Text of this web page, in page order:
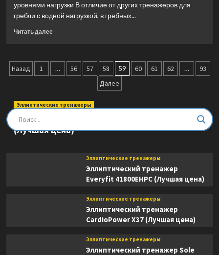
уровнями нагрузки В отличие от других тренажеров для
гребли с водной нагрузкой, в гребных...
Читать далееПрочитать
тренажер
First
Neon
(Лучшая
Пагинация
Назад 1 … 56 57 58 59 60 61 62 …
93
Далее
Эллиптические тренажеры
Эллиптический тренажер DFC E8745T
(Лучшая цена)
Эллиптические тренажеры
Эллиптический тренажер
Everyfit 41800EHPC (Лучшая цена)
Эллиптические тренажеры
Эллиптический тренажер
CardioPower X37 (Лучшая цена)
Эллиптические тренажеры
Эллиптический тренажер Sole